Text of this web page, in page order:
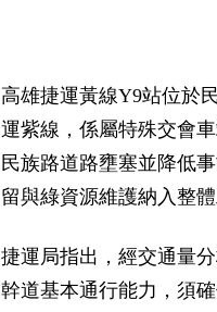
高雄捷運黃線Y9站位於
運紫線，係屬特殊交會
民族路道路壅塞並降低
留與綠資源維護納入整
捷運局指出，經交通量
幹道基本通行能力，須